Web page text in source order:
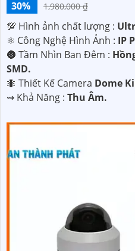
30% 1,980,000 ₫
💯 Hình ảnh chất lượng :
⚛️ Công Nghệ Hình Ảnh : IP
🌚 Tầm Nhìn Ban Đêm :
SMD.
🐜 Thiết Kế Camera Dome
️⇝ Khả Năng : Thu Âm.